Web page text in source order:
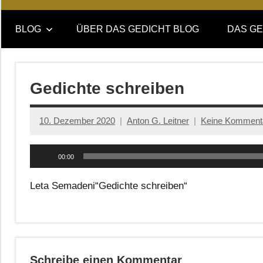
DAS
GEDICHT
blog
DAS
GEDICHT.
Zeitschrift
BLOG ÜBER DAS GEDICHT BLOG DAS
Gedichte schreiben
10. Dezember 2020 Anton G. Leitner Keine
Player
00:00
Leta Semadeni“Gedichte schreiben“
Schreibe einen Kommentar